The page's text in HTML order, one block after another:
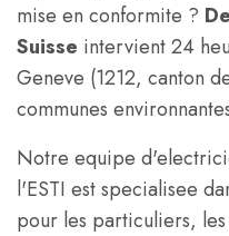
mise en conformite ?
Suisse intervient 24
Geneve (1212, canton
communes
Notre equipe
l'ESTI est specialisee
pour les particuliers,